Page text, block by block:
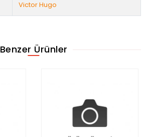
Victor Hugo
Benzer Ürünler